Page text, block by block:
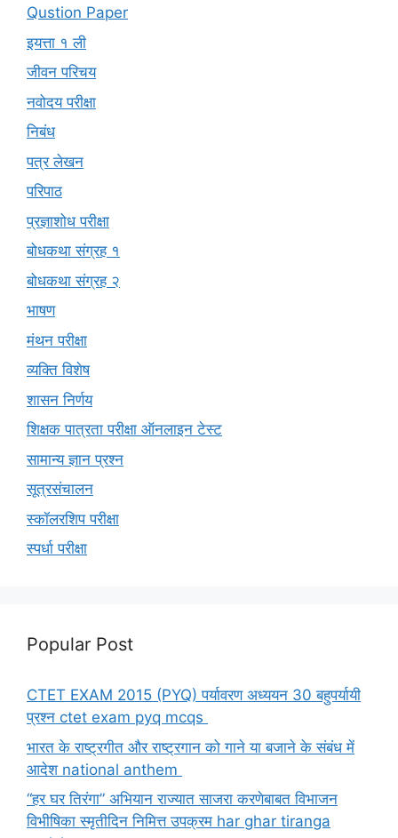
Qustion Paper
इयत्ता १ ली
जीवन परिचय
नवोदय परीक्षा
निबंध
पत्र लेखन
परिपाठ
प्रज्ञाशोध परीक्षा
बोधकथा संग्रह १
बोधकथा संग्रह २
भाषण
मंथन परीक्षा
व्यक्ति विशेष
शासन निर्णय
शिक्षक पात्रता परीक्षा ऑनलाइन टेस्ट
सामान्य ज्ञान प्रश्न
सूत्रसंचालन
स्कॉलरशिप परीक्षा
स्पर्धा परीक्षा
Popular Post
CTET EXAM 2015 (PYQ) पर्यावरण अध्ययन 30 बहुपर्यायी
प्रश्न ctet exam pyq mcqs
भारत के राष्ट्रगीत और राष्ट्रगान को गाने या बजाने के संबंध में
आदेश national anthem
“हर घर तिरंगा” अभियान राज्यात साजरा करणेबाबत विभाजन
विभीषिका स्मृतीदिन निमित्त उपक्रम har ghar tiranga